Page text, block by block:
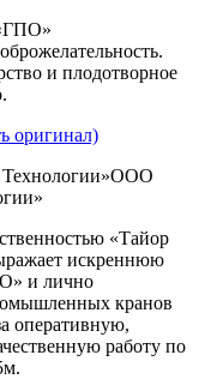
и плодотворное
оригинал)
ООО
«Тайор
искреннюю
и лично
кранов
оперативную,
работу по